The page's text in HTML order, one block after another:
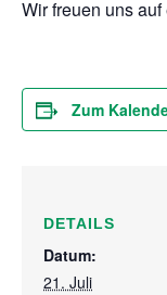
Wir freuen uns
Zum
DETAILS
Datum:
21. Juli